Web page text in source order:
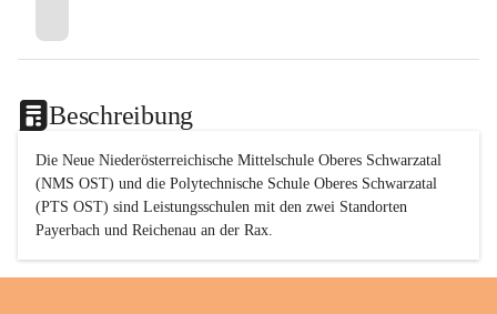
Beschreibung
Die Neue Niederösterreichische Mittelschule Oberes Schwarzatal
(NMS OST) und die Polytechnische Schule Oberes Schwarzatal
(PTS OST) sind Leistungsschulen mit den zwei Standorten
Payerbach und Reichenau an der Rax.